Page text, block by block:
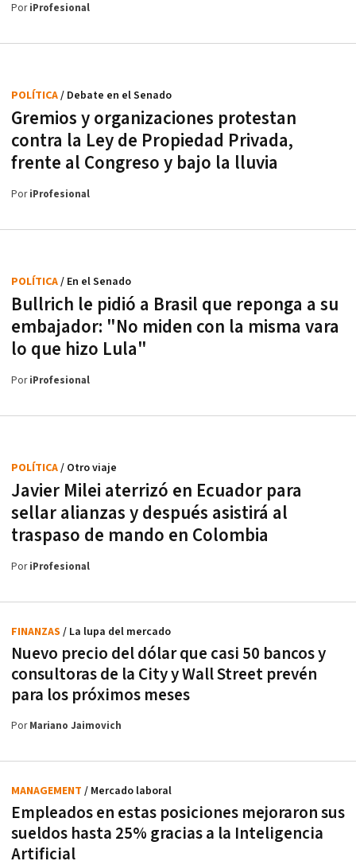
PoriProfesional
Gremios y organizaciones protestan
contra la Ley de Propiedad Privada,
frente al Congreso y bajo la lluvia
POLÍTICA/ Debate en el Senado
PoriProfesional
Bullrich le pidió a Brasil que reponga a su
embajador: "No miden con la misma vara
lo que hizo Lula"
POLÍTICA/ En el Senado
PoriProfesional
Javier Milei aterrizó en Ecuador para
sellar alianzas y después asistirá al
traspaso de mando en Colombia
POLÍTICA/ Otro viaje
PoriProfesional
Nuevo precio del dólar que casi 50 bancos y
consultoras de la City y Wall Street prevén
para los próximos meses
FINANZAS / La lupa del mercado
PorMariano Jaimovich
Empleados en estas posiciones mejoraron sus
sueldos hasta 25% gracias a la Inteligencia
Artificial
MANAGEMENT / Mercado laboral